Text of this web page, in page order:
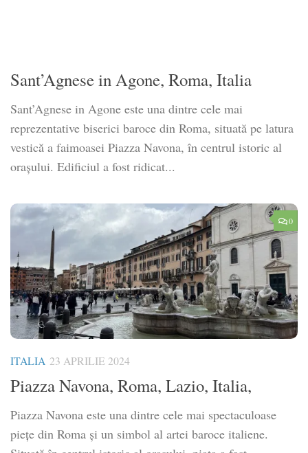
Sant’Agnese in Agone, Roma, Italia
Sant’Agnese in Agone este una dintre cele mai
reprezentative biserici baroce din Roma, situată pe latura
vestică a faimoasei Piazza Navona, în centrul istoric al
orașului. Edificiul a fost ridicat...
0
ITALIA 23 APRILIE 2024
Piazza Navona, Roma, Lazio, Italia,
Piazza Navona este una dintre cele mai spectaculoase
piețe din Roma și un simbol al artei baroce italiene.